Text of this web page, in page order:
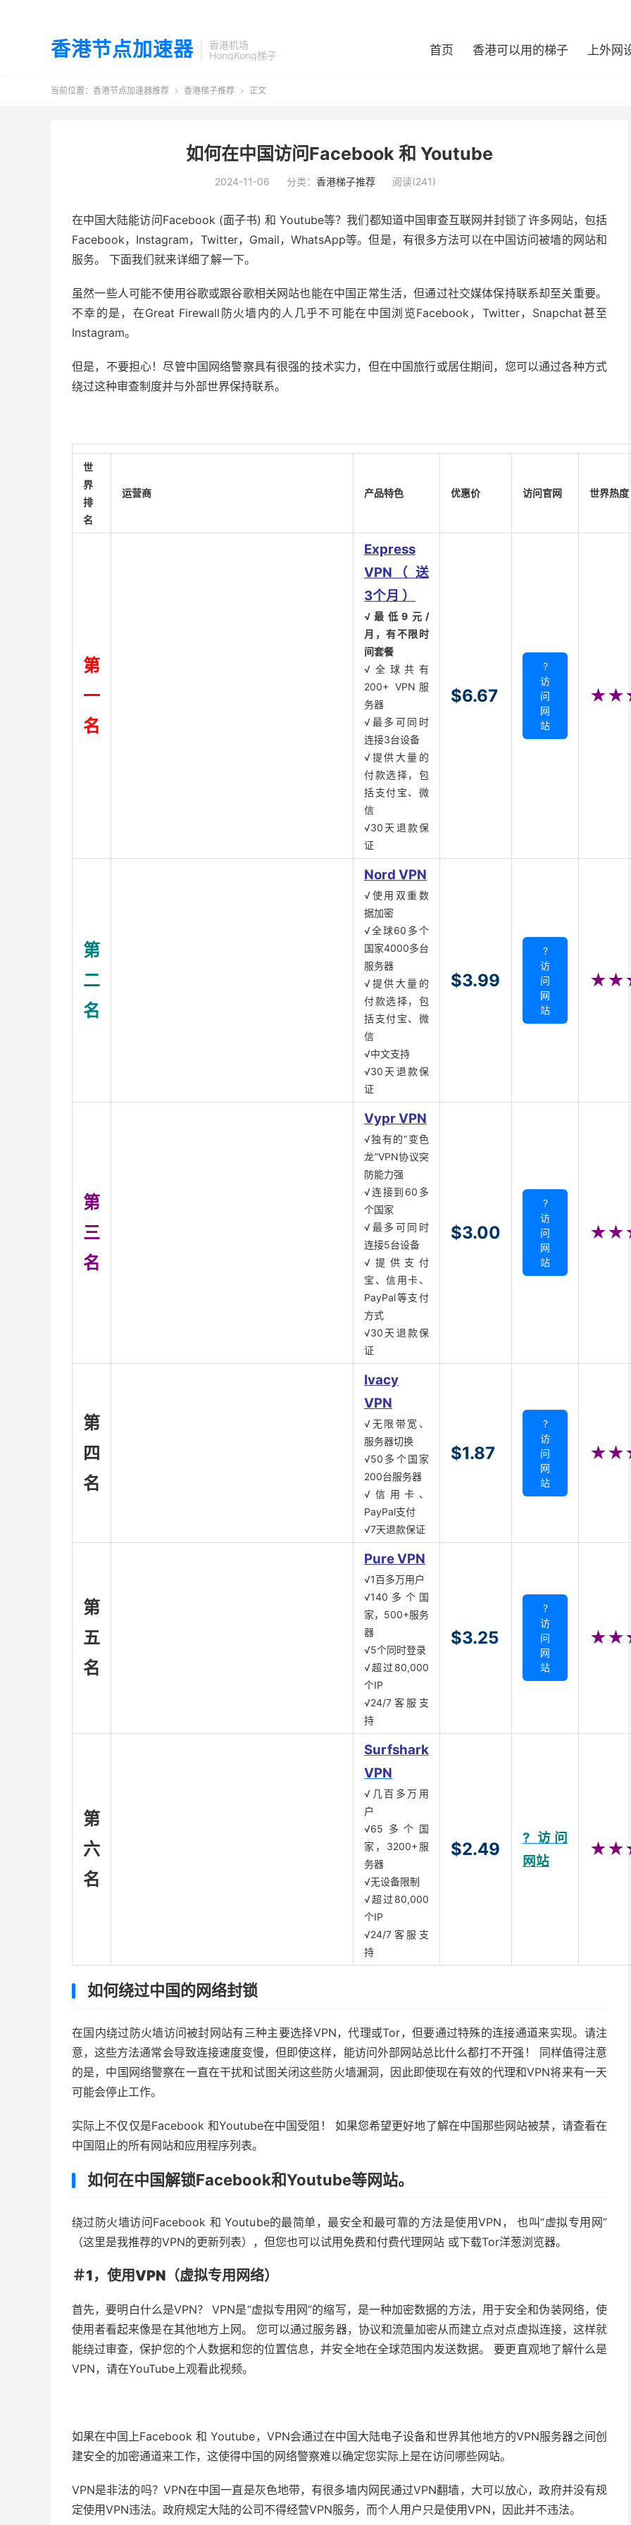
香港节点加速器
香港机场
HongKong梯子
首页 香港可以用的梯子 上外网
当前位置： 香港节点加速器推荐  香港梯子推荐  正文
如何在中国访问Facebook 和 Youtube
2024-11-06 分类： 香港梯子推荐 阅读(241)
在中国大陆能访问Facebook (面子书) 和 Youtube等？我们都知道中国审查互联网并封锁了许多网站，包括
Facebook，Instagram，Twitter，Gmail，WhatsApp等。但是，有很多方法可以在中国访问被墙的网站和
服务。 下面我们就来详细了解一下。
虽然一些人可能不使用谷歌或跟谷歌相关网站也能在中国正常生活，但通过社交媒体保持联系却至关重要。
不幸的是，在Great Firewall防火墙内的人几乎不可能在中国浏览Facebook，Twitter，Snapchat甚至
Instagram。
但是，不要担心！尽管中国网络警察具有很强的技术实力，但在中国旅行或居住期间，您可以通过各种方式
绕过这种审查制度并与外部世界保持联系。
世
界
排
名
运营商 产品特色 优惠价 访问官网 世界热度
第
一
名
Express
VPN（ 送
3个月 ）
√最低9元/
月，有不限时
间套餐
√全球共有
200+ VPN服
务器
√最多可同时
连接3台设备
√提供大量的
付款选择，包
括支付宝、微
信
√30天退款保
证
$6.67
?
访
问
网
站
第
二
名
Nord VPN
√使用双重数
据加密
√全球60多个
国家4000多台
服务器
√提供大量的
付款选择，包
括支付宝、微
信
√中文支持
√30天退款保
证
$3.99
?
访
问
网
站
第
三
名
Vypr VPN
√独有的“变色
龙”VPN协议突
防能力强
√连接到60多
个国家
√最多可同时
连接5台设备
√提供支付
宝、信用卡、
PayPal等支付
方式
√30天退款保
证
$3.00
?
访
问
网
站
第
四
名
Ivacy
VPN
√无限带宽、
服务器切换
√50多个国家
200台服务器
√信用卡、
PayPal支付
√7天退款保证
$1.87
?
访
问
网
站
第
五
名
Pure VPN
√1百多万用户
√140多个国
家，500+服务
器
√5个同时登录
√超过80,000
个IP
√24/7客服支
持
$3.25
?
访
问
网
站
第
六
名
Surfshark
VPN
√几百多万用
户
√65多个国
家，3200+服
务器
√无设备限制
√超过80,000
个IP
√24/7客服支
持
$2.49
? 访问
网站
如何绕过中国的网络封锁
在国内绕过防火墙访问被封网站有三种主要选择VPN，代理或Tor，但要通过特殊的连接通道来实现。请注
意，这些方法通常会导致连接速度变慢，但即使这样，能访问外部网站总比什么都打不开强！ 同样值得注意
的是，中国网络警察在一直在干扰和试图关闭这些防火墙漏洞，因此即使现在有效的代理和VPN将来有一天
可能会停止工作。
实际上不仅仅是Facebook 和Youtube在中国受阻！ 如果您希望更好地了解在中国那些网站被禁，请查看在
中国阻止的所有网站和应用程序列表。
如何在中国解锁Facebook和Youtube等网站。
绕过防火墙访问Facebook 和 Youtube的最简单，最安全和最可靠的方法是使用VPN， 也叫“虚拟专用网”
（这里是我推荐的VPN的更新列表），但您也可以试用免费和付费代理网站 或下载Tor洋葱浏览器。
＃1，使用VPN（虚拟专用网络）
首先，要明白什么是VPN？ VPN是“虚拟专用网”的缩写，是一种加密数据的方法，用于安全和伪装网络，使
使用者看起来像是在其他地方上网。 您可以通过服务器，协议和流量加密从而建立点对点虚拟连接，这样就
能绕过审查，保护您的个人数据和您的位置信息，并安全地在全球范围内发送数据。 要更直观地了解什么是
VPN，请在YouTube上观看此视频。
如果在中国上Facebook 和 Youtube，VPN会通过在中国大陆电子设备和世界其他地方的VPN服务器之间创
建安全的加密通道来工作，这使得中国的网络警察难以确定您实际上是在访问哪些网站。
VPN是非法的吗？VPN在中国一直是灰色地带，有很多墙内网民通过VPN翻墙，大可以放心，政府并没有规
定使用VPN违法。政府规定大陆的公司不得经营VPN服务，而个人用户只是使用VPN，因此并不违法。